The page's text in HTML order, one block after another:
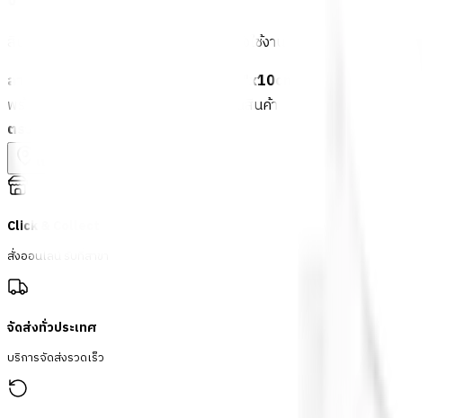
สินค้าเป็นเหล็ก ควรทาสีกันสนิมก่อนติดตั้งใช้งาน
ลายประกอบเหล็กดัด - โดนัท ขนาด 1/2"x10cm. C-088 สีเงิน
พร้อมดำเนินการเมื่อเลือกสาขาและจำนวนสินค้า
ตรวจสอบราคา
Click & Collect
สั่งออนไลน์ รับที่สาขา
จัดส่งทั่วประเทศ
บริการจัดส่งรวดเร็ว